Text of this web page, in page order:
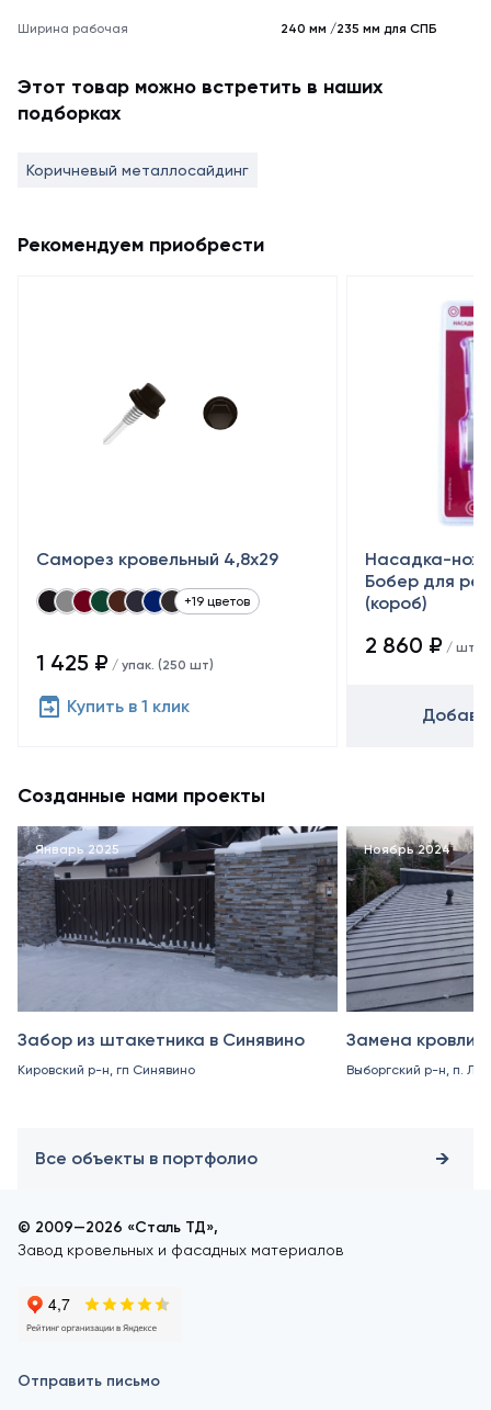
Ширина рабочая 240 мм /235 мм для СПБ
Этот товар можно встретить в наших
подборках
Коричневый металлосайдинг
Рекомендуем приобрести
Саморез кровельный 4,8x29
+19 цветов
1 425 ₽ / упак. (250 шт)
Купить в 1 клик
Насадка-
Бобер для
(короб)
2 860 ₽ / шт
Созданные нами проекты
Январь 2025
Забор из штакетника в Синявино
Кировский р-н, гп Синявино
Ноябрь 2024
Замена кровли
Выборгский р-н, п.
Все объекты в портфолио
© 2009—2026 «Сталь ТД»,
Завод кровельных и фасадных материалов
Отправить письмо